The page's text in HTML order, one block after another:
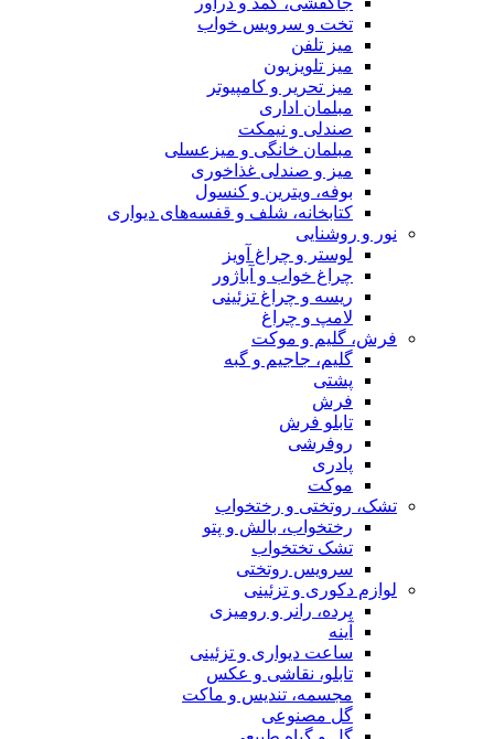
تخت و سرویس خواب
میز تلفن
میز تلویزیون
میز تحریر و کامپیوتر
مبلمان اداری
صندلی و نیمکت
مبلمان خانگی و میزعسلی
میز و صندلی غذاخوری
بوفه، ویترین و کنسول
کتابخانه، شلف و قفسه‌های دیواری
نور و روشنایی
لوستر و چراغ آویز
چراغ خواب و آباژور
ریسه و چراغ تزئینی
لامپ و چراغ
فرش، گلیم و موکت
گلیم، جاجیم و گبه
پشتی
فرش
تابلو فرش
روفرشی
پادری
موکت
تشک، روتختی و رختخواب
رختخواب، بالش و پتو
تشک تختخواب
سرویس روتختی
لوازم دکوری و تزئینی
پرده، رانر و رومیزی
آینه
ساعت دیواری و تزئینی
تابلو، نقاشی و عکس
مجسمه، تندیس و ماکت
گل مصنوعی